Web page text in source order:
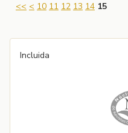
<< < 10 11 12 13 14 15
Incluida